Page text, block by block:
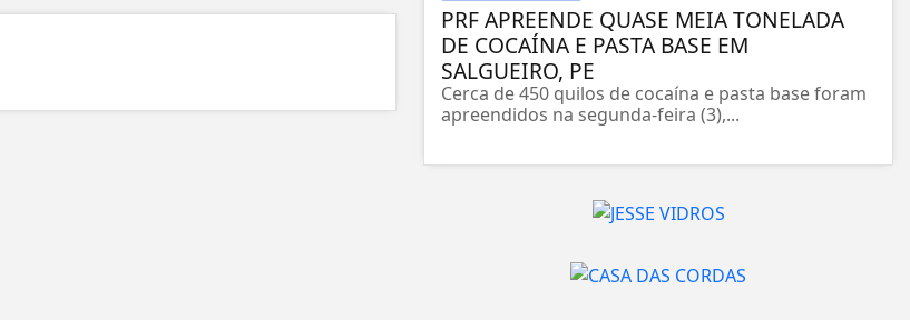
PRF APREENDE QUASE MEIA TONELADA
DE COCAÍNA E PASTA BASE EM
SALGUEIRO, PE
Cerca de 450 quilos de cocaína e pasta base foram
apreendidos na segunda-feira (3),...